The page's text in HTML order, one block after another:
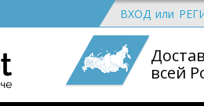
ВХОД или
всей